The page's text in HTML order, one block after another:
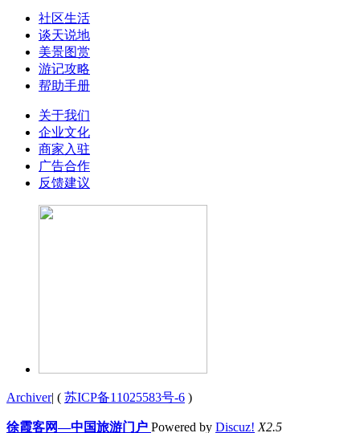
社区生活
谈天说地
美景图赏
游记攻略
帮助手册
关于我们
企业文化
商家入驻
广告合作
反馈建议
Archiver| ( 苏ICP备11025583号-6 )
徐霞客网—中国旅游门户 Powered by Discuz! X2.5